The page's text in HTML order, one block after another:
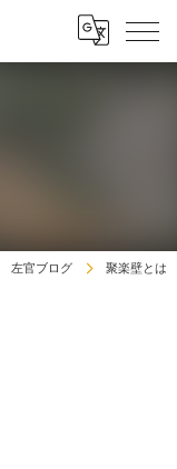
左官ブログ 聚楽壁とは